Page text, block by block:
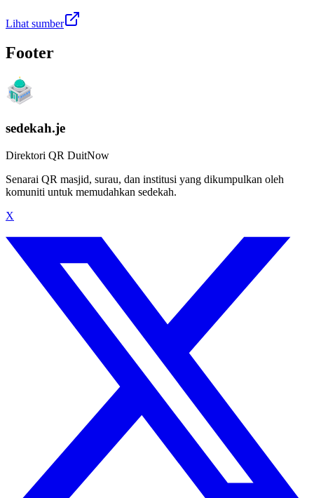
Lihat sumber
Footer
sedekah.je
Direktori QR DuitNow
Senarai QR masjid, surau, dan institusi yang dikumpulkan oleh
komuniti untuk memudahkan sedekah.
X